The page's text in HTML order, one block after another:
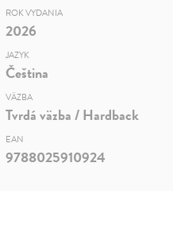
ROK VYDANIA
2026
JAZYK
Čeština
VÄZBA
Tvrdá väzba / Hardback
EAN
9788025910924